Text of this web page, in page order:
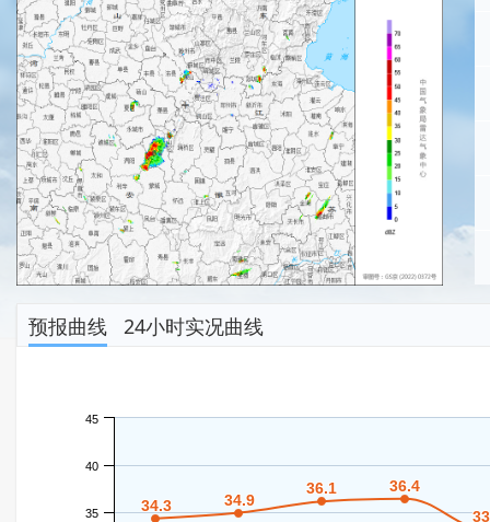
预报曲线 24小时实况曲线
34.3
34.3 34.9
34.9
36.1
36.1 36.4
36.4
40
35
45